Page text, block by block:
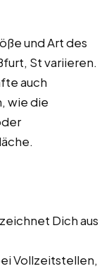
und Art des
St variieren.
auch
wie die
Dich aus
Vollzeitstellen,